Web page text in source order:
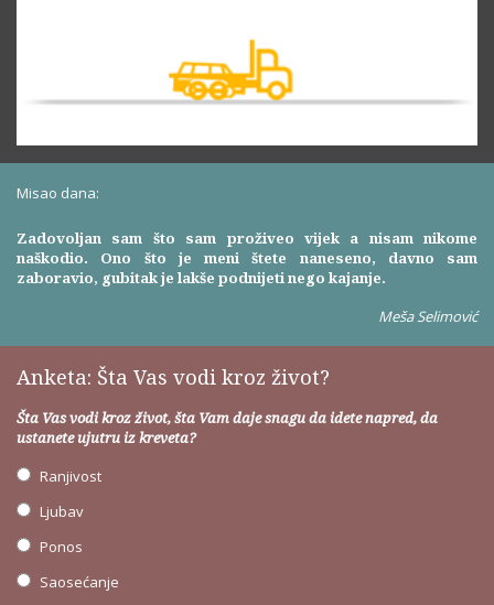
Misao dana:
Zadovoljan sam što sam proživeo vijek a nisam nikome
naškodio. Ono što je meni štete naneseno, davno sam
zaboravio, gubitak je lakše podnijeti nego kajanje.
Meša Selimović
Anketa: Šta Vas vodi kroz život?
Šta Vas vodi kroz život, šta Vam daje snagu da idete napred, da
ustanete ujutru iz kreveta?
Ranjivost
Ljubav
Ponos
Saosećanje